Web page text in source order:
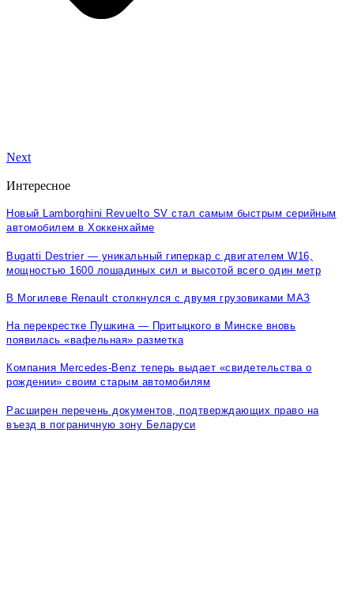
Next
Интересное
Новый Lamborghini Revuelto SV стал самым быстрым серийным
автомобилем в Хоккенхайме
Bugatti Destrier — уникальный гиперкар с двигателем W16,
мощностью 1600 лошадиных сил и высотой всего один метр
В Могилеве Renault столкнулся с двумя грузовиками МАЗ
На перекрестке Пушкина — Притыцкого в Минске вновь
появилась «вафельная» разметка
Компания Mercedes-Benz теперь выдает «свидетельства о
рождении» своим старым автомобилям
Расширен перечень документов, подтверждающих право на
въезд в пограничную зону Беларуси